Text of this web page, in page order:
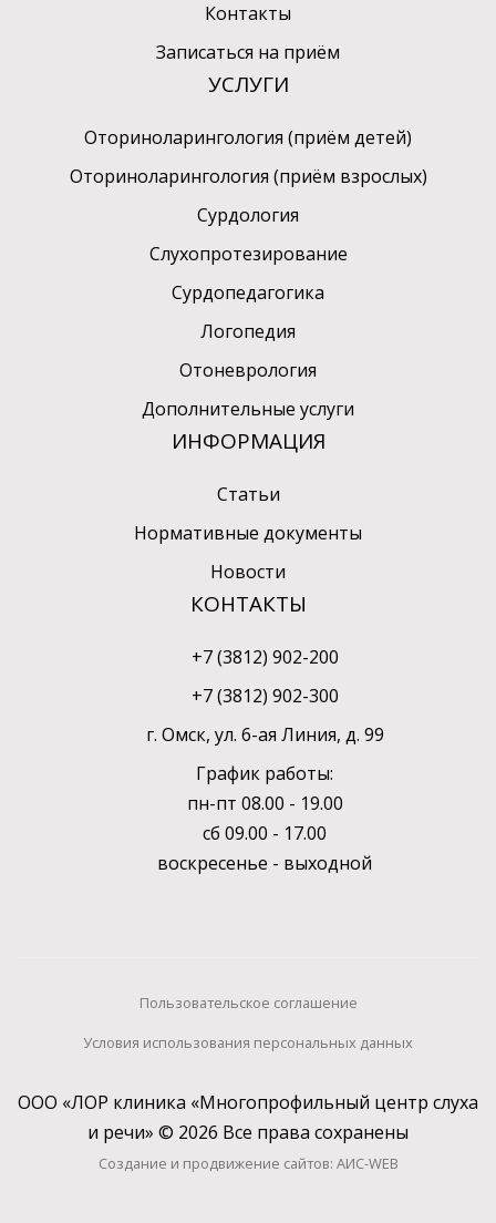
Контакты
Записаться на приём
УСЛУГИ
Оториноларингология (приём детей)
Оториноларингология (приём взрослых)
Сурдология
Слухопротезирование
Сурдопедагогика
Логопедия
Отоневрология
Дополнительные услуги
ИНФОРМАЦИЯ
Статьи
Нормативные документы
Новости
КОНТАКТЫ
+7 (3812) 902-200
+7 (3812) 902-300
г. Омск, ул. 6-ая Линия, д. 99
График работы:
пн-пт 08.00 - 19.00
сб 09.00 - 17.00
воскресенье - выходной
Пользовательское соглашение
Условия использования персональных данных
ООО «ЛОР клиника «Многопрофильный центр слуха
и речи» © 2026 Все права сохранены
Создание и продвижение сайтов: АИС-WEB